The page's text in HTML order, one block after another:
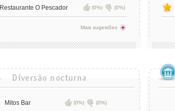
Restaurante O Pescador (0%) (0%)
Mais sugestões
Mitos Bar (0%) (0%)